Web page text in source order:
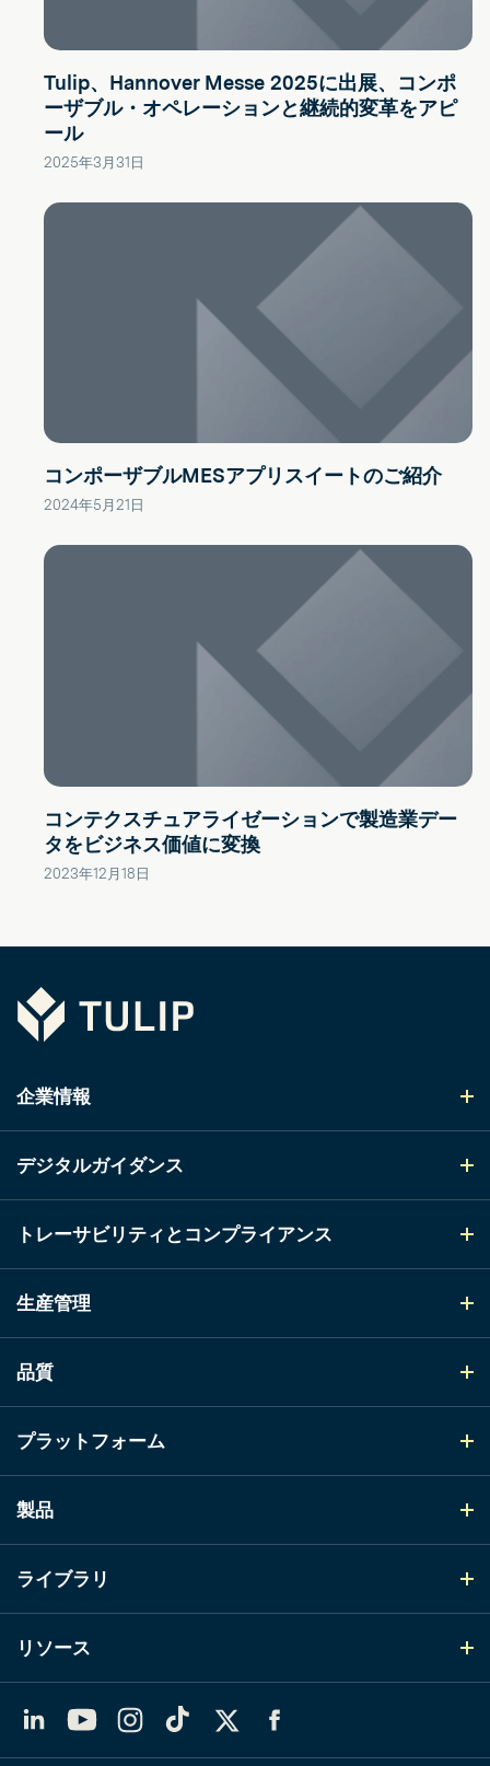
Tulip、Hannover Messe 2025に出展、コンポ
ーザブル・オペレーションと継続的変革をアピ
ール
2025年3月31日
コンポーザブルMESアプリスイートのご紹介
2024年5月21日
コンテクスチュアライゼーションで製造業デー
タをビジネス価値に変換
2023年12月18日
Tulip
企業情報
デジタルガイダンス
トレーサビリティとコンプライアンス
生産管理
品質
プラットフォーム
製品
ライブラリ
リソース
YouTubeInstagram
TikTok